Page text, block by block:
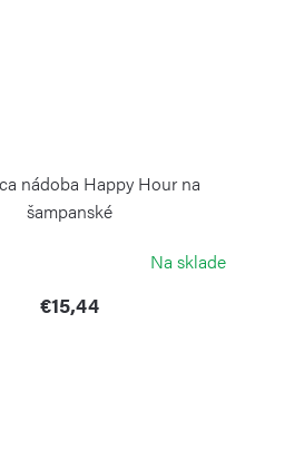
nádoba Happy Hour na
šampanské
Na sklade
€15,44